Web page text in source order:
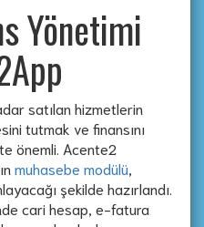
Yönetimi
satılan hizmetlerin
tutmak ve finansını
önemli. Acente2
muhasebe modülü
şekilde hazırlandı.
cari hesap, e-fatura